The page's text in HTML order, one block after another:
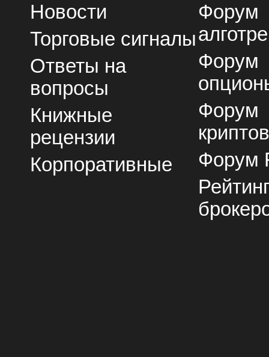
Новости
Торговые сигналы
Ответы на
вопросы
Книжные
рецензии
Корпоративные
Форум
Форум
Форум
Форум